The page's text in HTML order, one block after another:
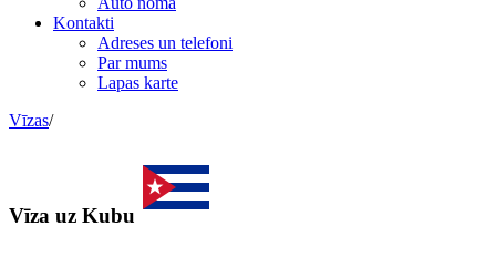
Kontakti
Adreses un telefoni
Par mums
Lapas karte
Vīzas/
Vīza uz Kubu